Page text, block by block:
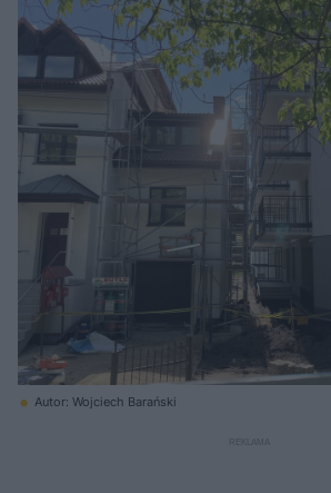
Autor: Wojciech Barański